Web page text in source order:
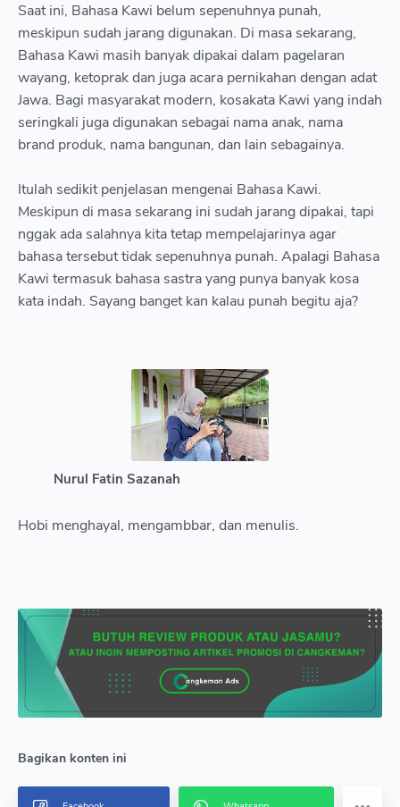
Saat ini, Bahasa Kawi belum sepenuhnya punah,
meskipun sudah jarang digunakan. Di masa sekarang,
Bahasa Kawi masih banyak dipakai dalam pagelaran
wayang, ketoprak dan juga acara pernikahan dengan adat
Jawa. Bagi masyarakat modern, kosakata Kawi yang indah
seringkali juga digunakan sebagai nama anak, nama
brand produk, nama bangunan, dan lain sebagainya.
Itulah sedikit penjelasan mengenai Bahasa Kawi.
Meskipun di masa sekarang ini sudah jarang dipakai, tapi
nggak ada salahnya kita tetap mempelajarinya agar
bahasa tersebut tidak sepenuhnya punah. Apalagi Bahasa
Kawi termasuk bahasa sastra yang punya banyak kosa
kata indah. Sayang banget kan kalau punah begitu aja?
Nurul Fatin Sazanah
Hobi menghayal, mengambbar, dan menulis.